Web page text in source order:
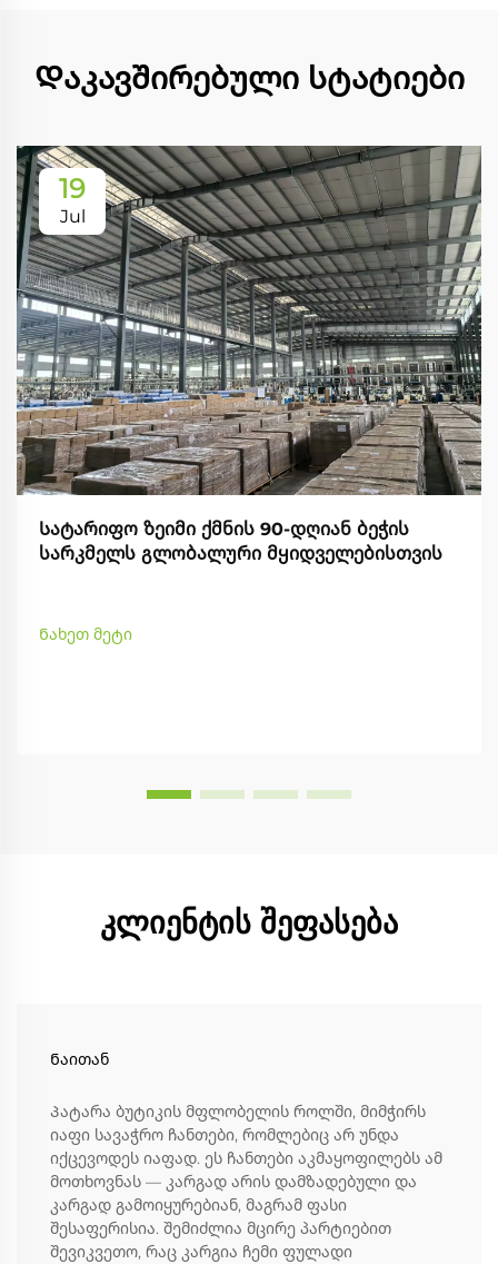
Დაკავშირებული სტატიები
19
Jul
Სატარიფო ზეიმი ქმნის 90-დღიან ბეჭის
სარკმელს გლობალური მყიდველებისთვის
Ნახეთ მეტი
კლიენტის შეფასება
Ნაითან
Პატარა ბუტიკის მფლობელის როლში, მიმჭირს
იაფი სავაჭრო ჩანთები, რომლებიც არ უნდა
იქცევოდეს იაფად. ეს ჩანთები აკმაყოფილებს ამ
მოთხოვნას — კარგად არის დამზადებული და
კარგად გამოიყურებიან, მაგრამ ფასი
შესაფერისია. შემიძლია მცირე პარტიებით
შევიკვეთო, რაც კარგია ჩემი ფულადი